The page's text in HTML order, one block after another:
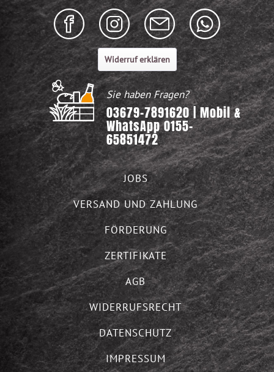
Widerruf erklären
Sie haben Fragen?
03679-7891620 | Mobil &
WhatsApp 0155-
65851472
JOBS
VERSAND UND ZAHLUNG
FÖRDERUNG
ZERTIFIKATE
AGB
WIDERRUFSRECHT
DATENSCHUTZ
IMPRESSUM